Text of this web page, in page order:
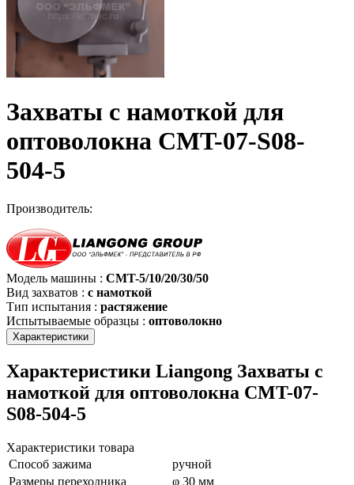
Захваты с намоткой для
оптоволокна CMT-07-S08-
504-5
Производитель:
Модель машины : CMT-5/10/20/30/50
Вид захватов : с намоткой
Тип испытания : растяжение
Испытываемые образцы : оптоволокно
Характеристики
Характеристики Liangong Захваты с
намоткой для оптоволокна CMT-07-
S08-504-5
Характеристики товара
Способ зажима
ручной
Размеры переходника
φ 30 мм